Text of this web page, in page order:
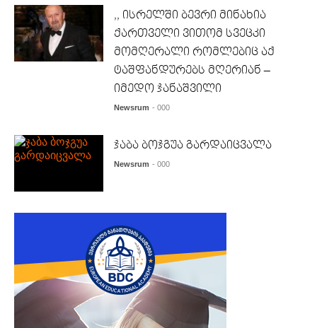
,, ისრელში ბევრი მინახია
ქართველი ვითომ სვეცკი
მომღერალი რომლებიც აქ
ტაშფანდურებს მღერიან –
იმედო ჯანაშვილი
Newsrum - 000
ჯაბა ბოჯგუა გარდაიცვალა
Newsrum - 000